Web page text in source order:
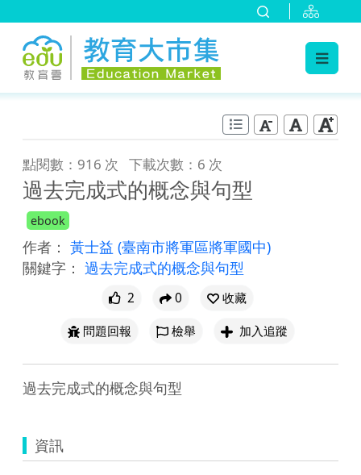
點閱數：916 次 下載次數：6 次
過去完成式的概念與句型
ebook
作者： 黃士益 (臺南市將軍區將軍國中)
關鍵字： 過去完成式的概念與句型
2 0
收藏
問題回報
檢舉 加入追蹤
過去完成式的概念與句型
資訊